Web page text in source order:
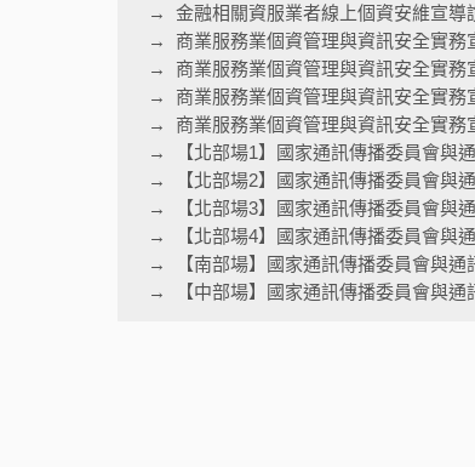
金融相關資服業者線上個資安維宣導
商業服務業個資管理與資訊安全實務
商業服務業個資管理與資訊安全實務
商業服務業個資管理與資訊安全實務
商業服務業個資管理與資訊安全實
【北部場1】國家通訊傳播委員會與
【北部場2】國家通訊傳播委員會與
【北部場3】國家通訊傳播委員會與
【北部場4】國家通訊傳播委員會與
【南部場】國家通訊傳播委員會與
【中部場】國家通訊傳播委員會與